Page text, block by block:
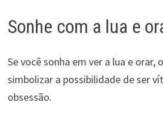
Sonhe com a lua e
Se você sonha em ver a lua e orar,
simbolizar a possibilidade de ser
obsessão.